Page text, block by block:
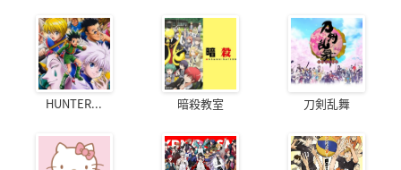
HUNTER... 暗殺教室 刀剣乱舞